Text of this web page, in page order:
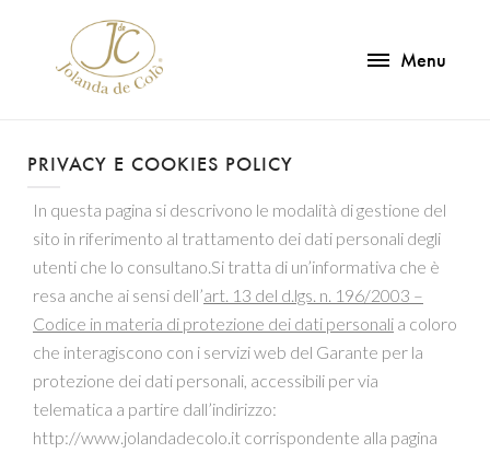
Menu
PRIVACY E COOKIES POLICY
In questa pagina si descrivono le modalità di gestione del
sito in riferimento al trattamento dei dati personali degli
utenti che lo consultano.Si tratta di un’informativa che è
resa anche ai sensi dell’art. 13 del d.lgs. n. 196/2003 –
Codice in materia di protezione dei dati personali a coloro
che interagiscono con i servizi web del Garante per la
protezione dei dati personali, accessibili per via
telematica a partire dall’indirizzo:
http://www.jolandadecolo.it corrispondente alla pagina